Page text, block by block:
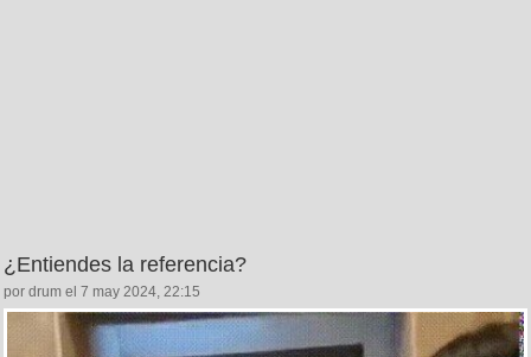
¿Entiendes la referencia?
por drum el 7 may 2024, 22:15